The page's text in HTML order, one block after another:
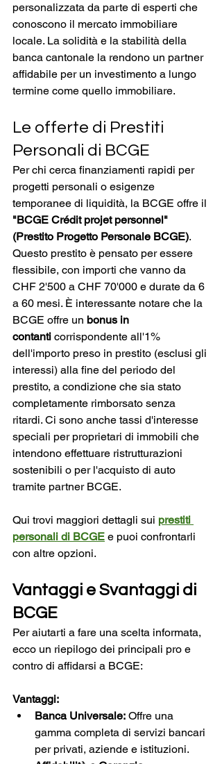
personalizzata da parte di esperti che
conoscono il mercato immobiliare
locale. La solidità e la stabilità della
banca cantonale la rendono un partner
affidabile per un investimento a lungo
termine come quello immobiliare.
Le offerte di Prestiti
Personali di BCGE
Per chi cerca finanziamenti rapidi per
progetti personali o esigenze
temporanee di liquidità, la BCGE offre il
"BCGE Crédit projet personnel"
(Prestito Progetto Personale BCGE).
Questo prestito è pensato per essere
flessibile, con importi che vanno da
CHF 2'500 a CHF 70'000 e durate da 6
a 60 mesi. È interessante notare che la
BCGE offre un bonus in
contanti corrispondente all'1%
dell'importo preso in prestito (esclusi gli
interessi) alla fine del periodo del
prestito, a condizione che sia stato
completamente rimborsato senza
ritardi. Ci sono anche tassi d'interesse
speciali per proprietari di immobili che
intendono effettuare ristrutturazioni
sostenibili o per l'acquisto di auto
tramite partner BCGE.
Qui trovi maggiori dettagli sui prestiti
personali di BCGE e puoi confrontarli
con altre opzioni.
Vantaggi e Svantaggi di
BCGE
Per aiutarti a fare una scelta informata,
ecco un riepilogo dei principali pro e
contro di affidarsi a BCGE:
Vantaggi:
Banca Universale: Offre una
gamma completa di servizi bancari
per privati, aziende e istituzioni.